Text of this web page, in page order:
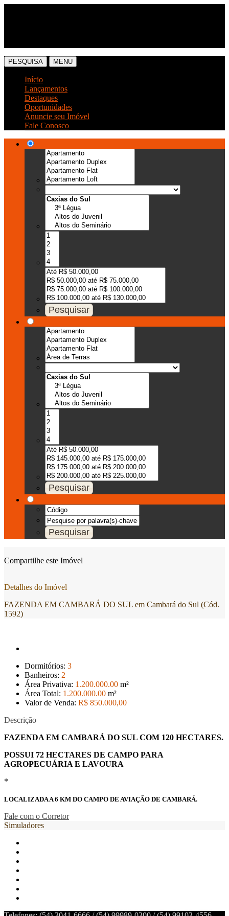
PESQUISA MENU
Início
Lançamentos
Destaques
Oportunidades
Anuncie seu Imóvel
Fale Conosco
Compartilhe este Imóvel
Detalhes do Imóvel
FAZENDA EM CAMBARÁ DO SUL em Cambará do Sul (Cód.
1592)
Dormitórios: 3
Banheiros: 2
Área Privativa: 1.200.000.00 m²
Área Total: 1.200.000.00 m²
Valor de Venda: R$ 850.000,00
Descrição
FAZENDA EM CAMBARÁ DO SUL COM 120 HECTARES.
POSSUI 72 HECTARES DE CAMPO PARA
AGROPECUÁRIA E LAVOURA
*
LOCALIZADA A 6 KM DO CAMPO DE AVIAÇÃO DE CAMBARÁ.
Fale com o Corretor
Simuladores